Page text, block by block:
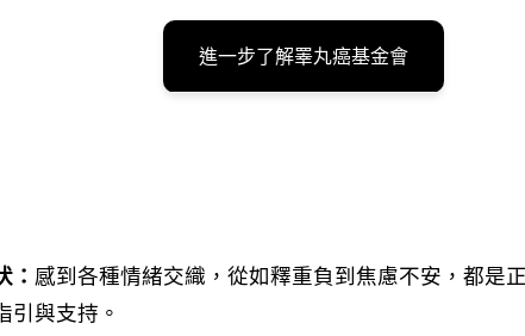
進一步了解睪丸癌基金會
： 感到各種情緒交織，從如釋重負到焦慮不安，都是
引與支持。